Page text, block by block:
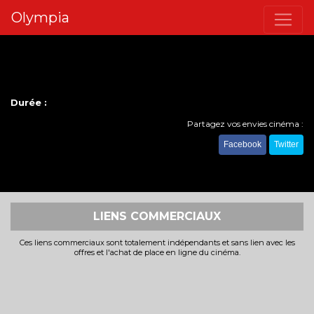
Olympia
Durée :
Partagez vos envies cinéma :
Facebook Twitter
LIENS COMMERCIAUX
Ces liens commerciaux sont totalement indépendants et sans lien avec les
offres et l'achat de place en ligne du cinéma.